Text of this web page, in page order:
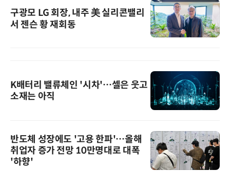
구광모 LG 회장, 내주 美 실리콘밸리
서 젠슨 황 재회동
K배터리 밸류체인 '시차'…셀은 웃고
소재는 아직
반도체 성장에도 '고용 한파'…올해
취업자 증가 전망 10만명대로 대폭
'하향'